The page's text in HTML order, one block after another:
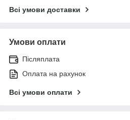
Всі умови доставки
Умови оплати
Післяплата
Оплата на рахунок
Всі умови оплати